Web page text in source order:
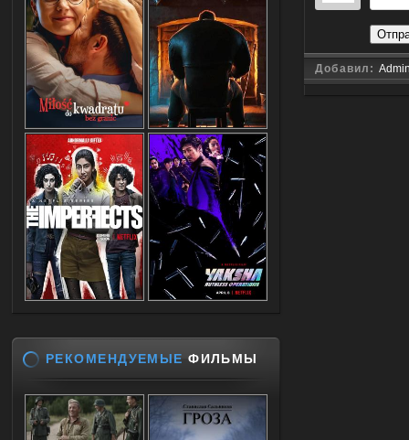
Добавил:
РЕКОМЕНДУЕМЫЕ ФИЛЬМЫ